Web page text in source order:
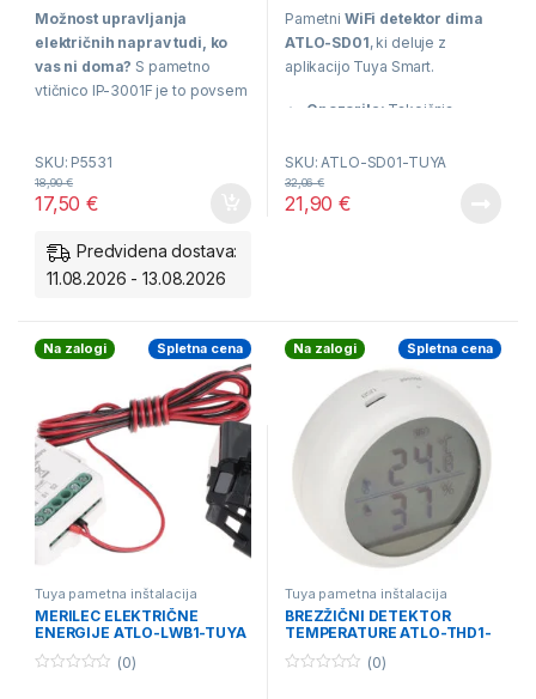
u
o
f
5
Možnost upravljanja
električnih naprav tudi, ko
vas ni doma? S pametno
vtičnico IP-3001F je to povsem
naprav na daljavo
aplikacije
mobilnem
računalniku, n
SKU: P5531
17,50€
18,90€
Predvidena dostava:
11.08.2026 - 13.08.2026
u
o
f
5
Pametni WiFi detektor dima
ATLO-SD01, ki deluje z
aplikacijo Tuya Smart.
Opozorila: Takojšnja
telefon ob zaznavi dima.
Alarm:
Varnost:
Zgodnje
odkrivanje požara s
fotoelektričnim senzorjem.
SKU: ATLO-SD01-TUYA
21,90€
32,06€
Na zalogi Spletna cena
Tuya pametna inštalacija
MERILEC ELEKTRIČNE
ENERGIJE ATLO-LWB1-TUYA
(0)
Na zalogi Spletna cena
Tuya pametna inštalacija
BREZŽIČNI DETEKTOR
TEMPERATURE ATLO-THD1-
(0)